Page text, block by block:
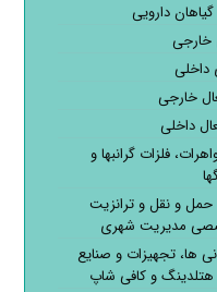
دارویی
خارجی
داخلی
خارجی
داخلی
فلزات گرانبها و
و نقل و ترانزیت
مدیریت شهری
ها، تجهیزات و صنایع
هتلدینگ و کافی شاپ